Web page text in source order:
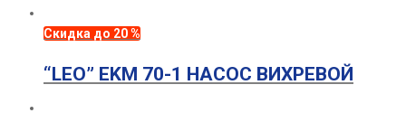
Скидка до 20 %
“LEO” EKM 70-1 НАСОС ВИХРЕВОЙ